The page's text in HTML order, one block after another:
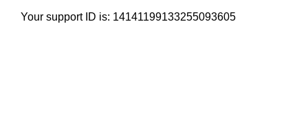
Your support ID is: 14141199133255093605